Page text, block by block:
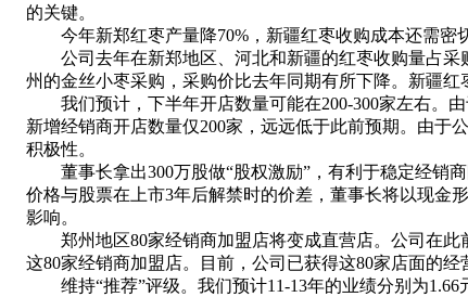
的关键。
今年新郑红枣产量降70%，新疆红枣收购成本还需密
公司去年在新郑地区、河北和新疆的红枣收购量占采
州的金丝小枣采购，采购价比去年同期有所下降。新疆
我们预计，下半年开店数量可能在200-300家左右。由
新增经销商开店数量仅200家，远远低于此前预期。由于
积极性。
董事长拿出300万股做“股权激励”，有利于稳定经销商
价格与股票在上市3年后解禁时的价差，董事长将以现金
影响。
郑州地区80家经销商加盟店将变成直营店。公司在此
这80家经销商加盟店。目前，公司已获得这80家店面的经
维持“推荐”评级。我们预计11-13年的业绩分别为1.66元